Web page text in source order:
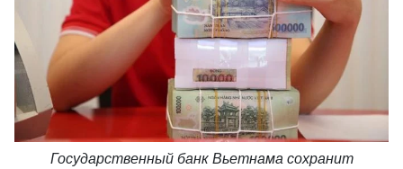
Государственный банк Вьетнама сохранит